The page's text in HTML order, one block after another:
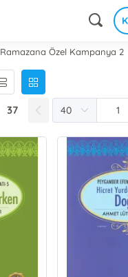
Ramazana Özel Kampanya 2
37